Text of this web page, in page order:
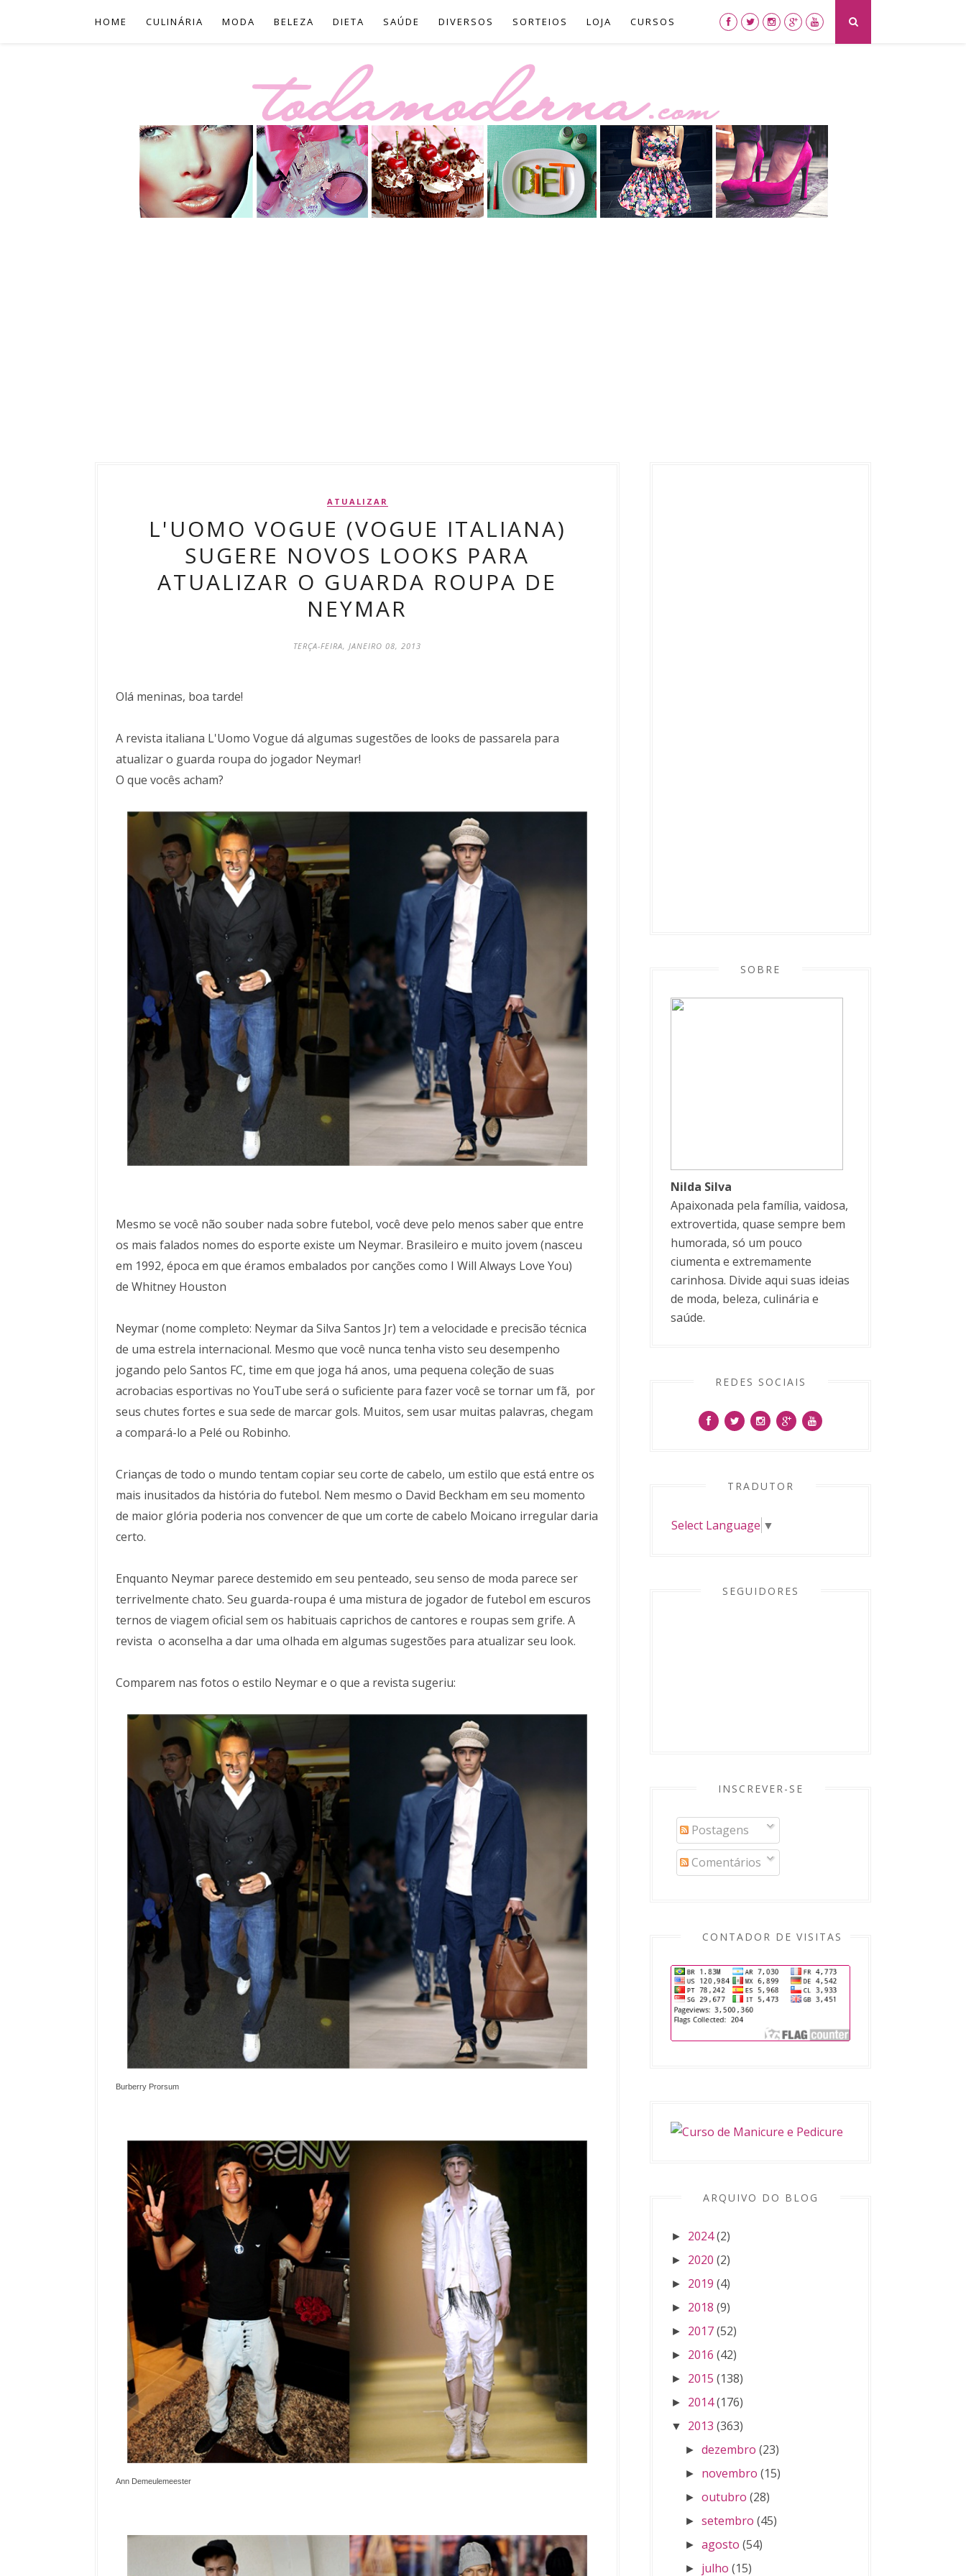
HOME CULINÁRIA MODA BELEZA DIETA SAÚDE DIVERSOS SORTEIOS LOJA CURSOS
ATUALIZAR
L'UOMO VOGUE (VOGUE ITALIANA)
SUGERE NOVOS LOOKS PARA
ATUALIZAR O GUARDA ROUPA DE
NEYMAR
TERÇA-FEIRA, JANEIRO 08, 2013
Olá meninas, boa tarde!
A revista italiana L'Uomo Vogue dá algumas sugestões de looks de passarela para
atualizar o guarda roupa do jogador Neymar!
O que vocês acham?
Mesmo se você não souber nada sobre futebol, você deve pelo menos saber que entre
os mais falados nomes do esporte existe um Neymar. Brasileiro e muito jovem (nasceu
em 1992, época em que éramos embalados por canções como I Will Always Love You)
de Whitney Houston
Neymar (nome completo: Neymar da Silva Santos Jr) tem a velocidade e precisão técnica
de uma estrela internacional. Mesmo que você nunca tenha visto seu desempenho
jogando pelo Santos FC, time em que joga há anos, uma pequena coleção de suas
acrobacias esportivas no YouTube será o suficiente para fazer você se tornar um fã, por
seus chutes fortes e sua sede de marcar gols. Muitos, sem usar muitas palavras, chegam
a compará-lo a Pelé ou Robinho.
Crianças de todo o mundo tentam copiar seu corte de cabelo, um estilo que está entre os
mais inusitados da história do futebol. Nem mesmo o David Beckham em seu momento
de maior glória poderia nos convencer de que um corte de cabelo Moicano irregular daria
certo.
Enquanto Neymar parece destemido em seu penteado, seu senso de moda parece ser
terrivelmente chato. Seu guarda-roupa é uma mistura de jogador de futebol em escuros
ternos de viagem oficial sem os habituais caprichos de cantores e roupas sem grife. A
revista o aconselha a dar uma olhada em algumas sugestões para atualizar seu look.
Comparem nas fotos o estilo Neymar e o que a revista sugeriu:
Burberry Prorsum
Ann Demeulemeester
SOBRE
Nilda Silva
Apaixonada pela família, vaidosa,
extrovertida, quase sempre bem
humorada, só um pouco
ciumenta e extremamente
carinhosa. Divide aqui suas ideias
de moda, beleza, culinária e
saúde.
REDES SOCIAIS
TRADUTOR
Select Language ▼
SEGUIDORES
INSCREVER-SE
Postagens
Comentários
CONTADOR DE VISITAS
ARQUIVO DO BLOG
► 2024(2)
► 2020 (2)
► 2019 (4)
► 2018 (9)
► 2017(52)
► 2016 (42)
► 2015 (138)
► 2014(176)
▼ 2013 (363)
►dezembro (23)
► novembro (15)
►outubro (28)
►setembro (45)
►agosto (54)
► julho (15)